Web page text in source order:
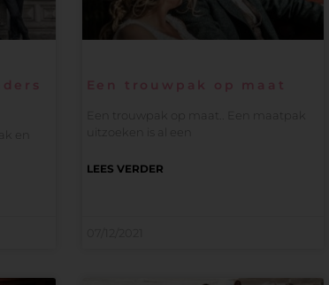
en
Een trouwpak op maat
Een trouwpak op maat.. Een maatpak
uitzoeken is al een
LEES VERDER